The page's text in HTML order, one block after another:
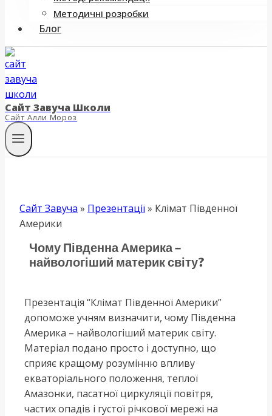
Методичні розробки
Блог
Сайт Завуча Школи
Сайт Алли Мороз
Сайт Завуча » Презентації» Клімат Південної
Америки
Чому Південна Америка –
найвологіший материк світу?
Презентація “Клімат Південної Америки”
допоможе учням визначити, чому Південна
Америка – найвологіший материк світу.
Матеріал подано просто і доступно, що
сприяє кращому розумінню впливу
екваторіального положення, теплої
Амазонки, пасатної циркуляції повітря,
частих опадів і густої річкової мережі на